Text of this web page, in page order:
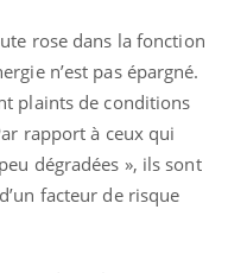
rose dans la fonction
n’est pas épargné.
plaints de conditions
rapport à ceux qui
dégradées », ils sont
facteur de risque